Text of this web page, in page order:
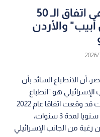
الناصر لـ "نبض البلد": انتهى اتفاق الـ 50
والأردن
أن الانطباع السائد بأن
الإسرائيلي هو "انطباع
خاطئ"، كاشفا أن الحكومة الأردنية كانت قد وقعت اتفاقا عام 2022
لتزويد المملكة بـ 50 مليون متر مكعب سنويا لمدة 3 سنوات،
هذا الاتفاق بنهاية عام 2025 دون رغبة من الجانب الإسرائيلي